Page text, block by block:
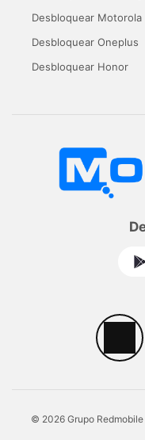
Desbloquear Motorola
Desbloquear Oneplus
Desbloquear Honor
© 2026 Grupo Redmobile